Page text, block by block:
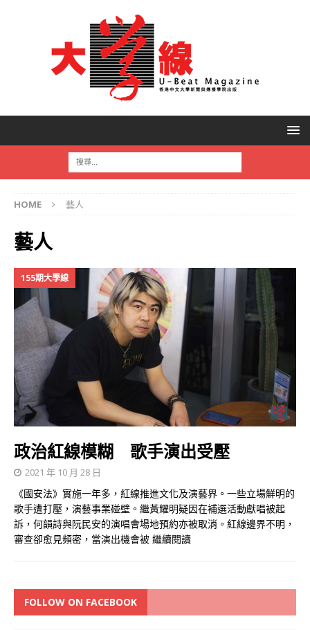
HOME 藝人
藝人
155期大學線
政治紅線模糊 歌手演出受壓
2021 年 10 月 28 日
《國安法》實施一年多，紅線推進文化及演藝界。一些立場鮮明的
歌手遭打壓，演藝事業碰壁。繼黃耀明疑因在補選活動獻唱被起
訴，何韻詩與阮民安的演唱會場地預約亦被取消。紅線邊界不明，
審查卻愈見頻密，當演出機會被 繼續閱讀
FOLLOW ON FACEBOOK